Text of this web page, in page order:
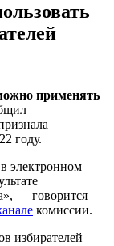
применять
году.
электронном
— говорится
комиссии.
избирателей